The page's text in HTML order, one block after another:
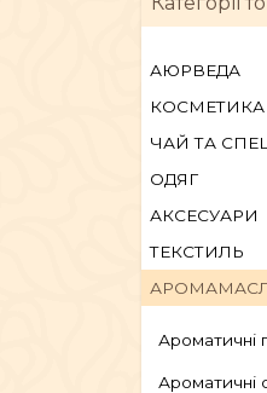
АЮРВЕДА
КОСМЕТИКА
ЧАЙ ТА
ОДЯГ
АКСЕСУАРИ
ТЕКСТИЛЬ
Ароматичні
Ароматичні